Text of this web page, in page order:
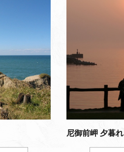
尼御前岬 夕暮れ